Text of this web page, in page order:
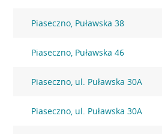
Piaseczno, Puławska 38
Piaseczno, Puławska 46
Piaseczno, ul. Puławska 30A
Piaseczno, ul. Puławska 30A